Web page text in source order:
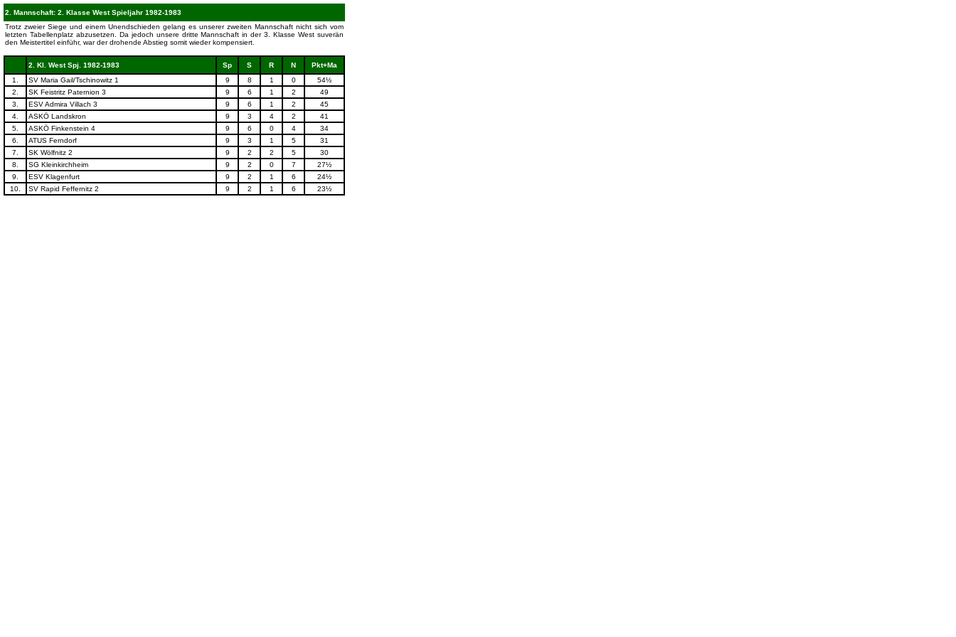
2. Mannschaft: 2. Klasse West Spieljahr 1982-1983
Trotz zweier Siege und einem Unendschieden gelang es unserer zweiten Mannschaft nicht sich vom
letzten Tabellenplatz abzusetzen. Da jedoch unsere dritte Mannschaft in der 3. Klasse West suverän
den Meistertitel einführ, war der drohende Abstieg somit wieder kompensiert.
2. Kl. West Spj. 1982-1983 Sp S R N
Pkt+Ma
1.
SV Maria Gail/Tschinowitz 1 9 8 1 0
54½
2.
SK Feistritz Paternion 3 9 6 1 2
49
3.
ESV Admira Villach 3 9 6 1 2
45
4.
ASKÖ Landskron 9 3 4 2
41
5.
ASKÖ Finkenstein 4 9 6 0 4
34
6.
ATUS Ferndorf 9 3 1 5
31
7.
SK Wölfnitz 2 9 2 2 5
30
8.
SG Kleinkirchheim 9 2 0 7
27½
9.
ESV Klagenfurt 9 2 1 6
24½
10.
SV Rapid Feffernitz 2 9 2 1 6 23½